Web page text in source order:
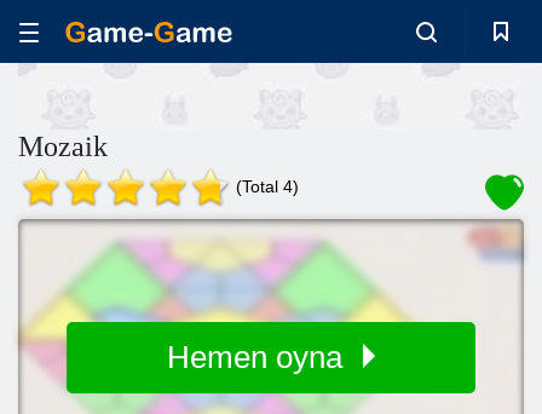
Mozaik
(Total 4)
Hemen oyna